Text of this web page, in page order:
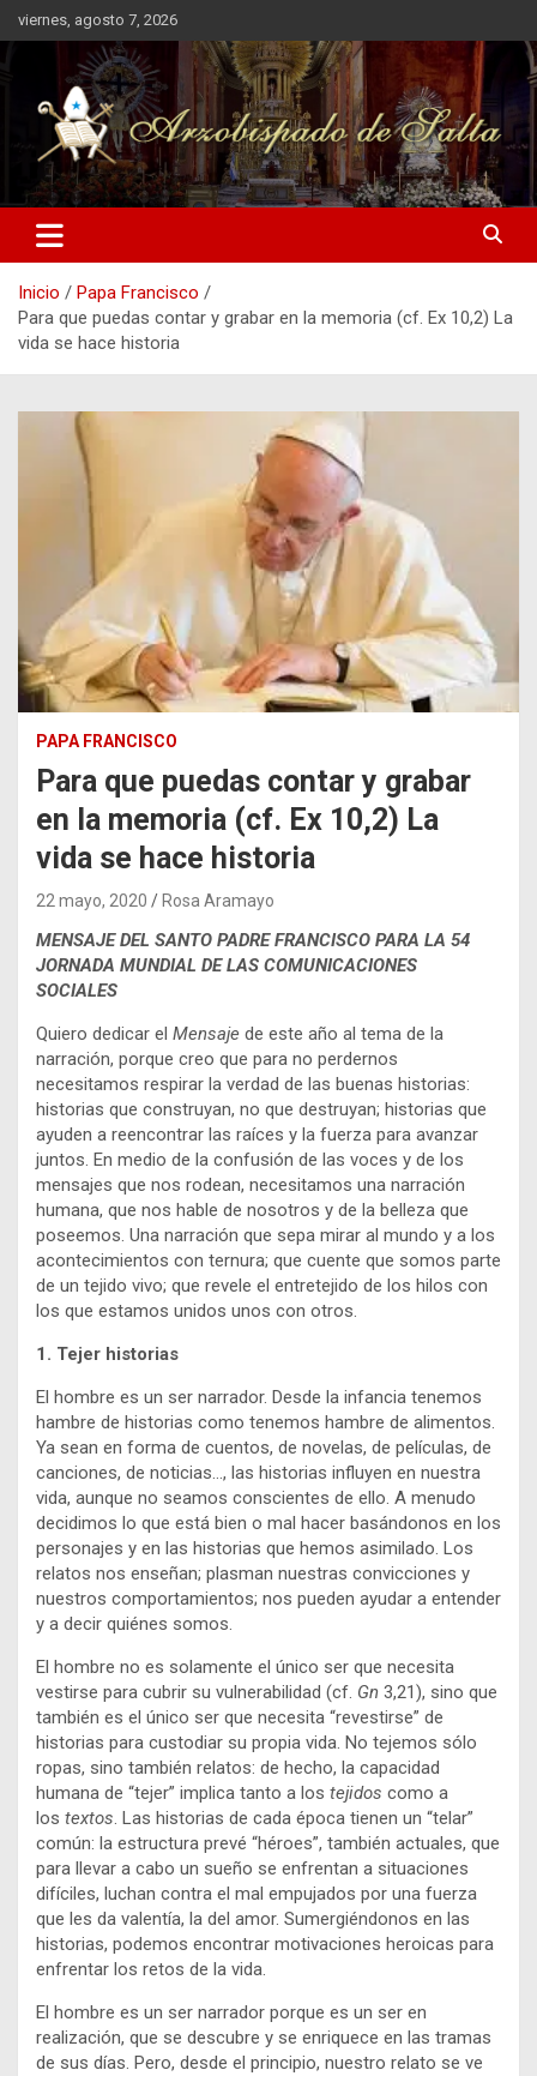
Saltar
al
contenido
viernes, agosto 7, 2026
Arzobispado de Salta
Arzobispado de Salta
Inicio
Papa Francisco
Para que puedas contar y grabar en la memoria (cf. Ex 10,2) La
vida se hace historia
PAPA FRANCISCO
Para que puedas contar y grabar
en la memoria (cf. Ex 10,2) La
vida se hace historia
22 mayo, 2020 Rosa Aramayo
MENSAJE DEL SANTO PADRE FRANCISCO PARA LA 54
JORNADA MUNDIAL DE LAS COMUNICACIONES
SOCIALES
Quiero dedicar el Mensaje de este año al tema de la
narración, porque creo que para no perdernos
necesitamos respirar la verdad de las buenas historias:
historias que construyan, no que destruyan; historias que
ayuden a reencontrar las raíces y la fuerza para avanzar
juntos. En medio de la confusión de las voces y de los
mensajes que nos rodean, necesitamos una narración
humana, que nos hable de nosotros y de la belleza que
poseemos. Una narración que sepa mirar al mundo y a los
acontecimientos con ternura; que cuente que somos parte
de un tejido vivo; que revele el entretejido de los hilos con
los que estamos unidos unos con otros.
1. Tejer historias
El hombre es un ser narrador. Desde la infancia tenemos
hambre de historias como tenemos hambre de alimentos.
Ya sean en forma de cuentos, de novelas, de películas, de
canciones, de noticias…, las historias influyen en nuestra
vida, aunque no seamos conscientes de ello. A menudo
decidimos lo que está bien o mal hacer basándonos en los
personajes y en las historias que hemos asimilado. Los
relatos nos enseñan; plasman nuestras convicciones y
nuestros comportamientos; nos pueden ayudar a entender
y a decir quiénes somos.
El hombre no es solamente el único ser que necesita
vestirse para cubrir su vulnerabilidad (cf. Gn 3,21), sino que
también es el único ser que necesita “revestirse” de
historias para custodiar su propia vida. No tejemos sólo
ropas, sino también relatos: de hecho, la capacidad
humana de “tejer” implica tanto a los tejidos como a
los textos. Las historias de cada época tienen un “telar”
común: la estructura prevé “héroes”, también actuales, que
para llevar a cabo un sueño se enfrentan a situaciones
difíciles, luchan contra el mal empujados por una fuerza
que les da valentía, la del amor. Sumergiéndonos en las
historias, podemos encontrar motivaciones heroicas para
enfrentar los retos de la vida.
El hombre es un ser narrador porque es un ser en
realización, que se descubre y se enriquece en las tramas
de sus días. Pero, desde el principio, nuestro relato se ve